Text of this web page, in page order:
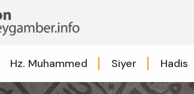
Hz. Muhammed Siyer Hadis